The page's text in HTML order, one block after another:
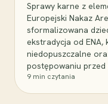
Sprawy karne z
Europejski Nakaz
sformalizowana
ekstradycja od ENA,
niedopuszczalne
postępowaniu przed
9 min czytania